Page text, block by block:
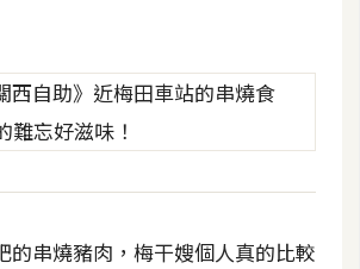
的串燒豬肉，梅干嫂個人真的比較